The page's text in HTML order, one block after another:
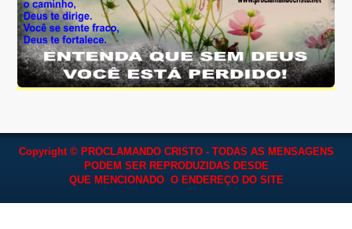
Copyright © PROCLAMANDO CRISTO - TODAS AS MENSAGENS
PODEM SER REPRODUZIDAS DESDE
QUE MENCIONADO O ENDEREÇO DO SITE